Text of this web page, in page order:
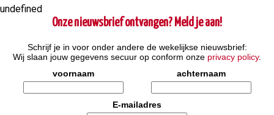
e
undefined
Onze nieuwsbrief ontvangen? Meld je aan!
Schrijf je in voor onder andere de wekelijkse nieuwsbrief:
Wij slaan jouw gegevens secuur op conform onze privacy policy.
voornaam
achternaam
E-mailadres